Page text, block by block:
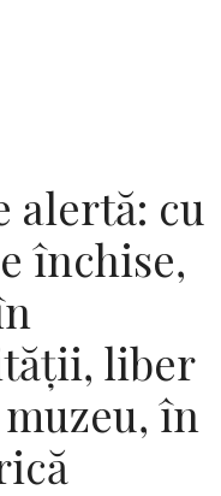
alertă: cu
închise,
liber
în